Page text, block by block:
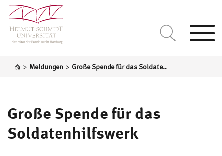
> Meldungen > Große Spende für das Soldatenhilfswerk
Große Spende für das
Soldatenhilfswerk